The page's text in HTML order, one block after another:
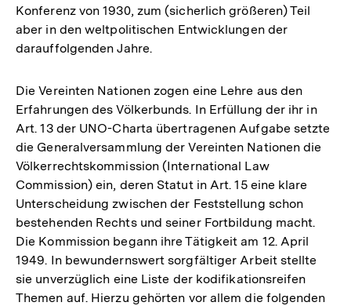
Konferenz von 1930, zum (sicherlich größeren) Teil
aber in den weltpolitischen Entwicklungen der
darauffolgenden Jahre.
Die Vereinten Nationen zogen eine Lehre aus den
Erfahrungen des Völkerbunds. In Erfüllung der ihr in
Art. 13 der UNO-Charta übertragenen Aufgabe setzte
die Generalversammlung der Vereinten Nationen die
Völkerrechtskommission (International Law
Commission) ein, deren Statut in Art. 15 eine klare
Unterscheidung zwischen der Feststellung schon
bestehenden Rechts und seiner Fortbildung macht.
Die Kommission begann ihre Tätigkeit am 12. April
1949. In bewundernswert sorgfältiger Arbeit stellte
sie unverzüglich eine Liste der kodifikationsreifen
Themen auf. Hierzu gehörten vor allem die folgenden